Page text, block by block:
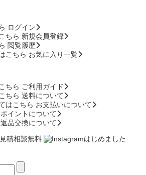
ログイン
新規会員登録
閲覧履歴
お気に入り一覧
ご利用ガイド
送料について
お支払いについて
ポイントについて
返品交換について